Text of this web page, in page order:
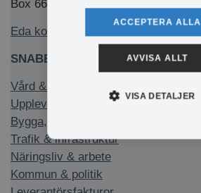
Box 66, 673 22 Charlottenberg
Eda kommun på Facebook
SNABBLÄNKAR
Vård & stöd
Uppleva & göra
Bygga, bo & miljö
Trafik & infrastruktur
Näringsliv & arbete
Kommun & politik
ACCEPTERA ALLA
AVVISA ALLT
VISA DETALJER